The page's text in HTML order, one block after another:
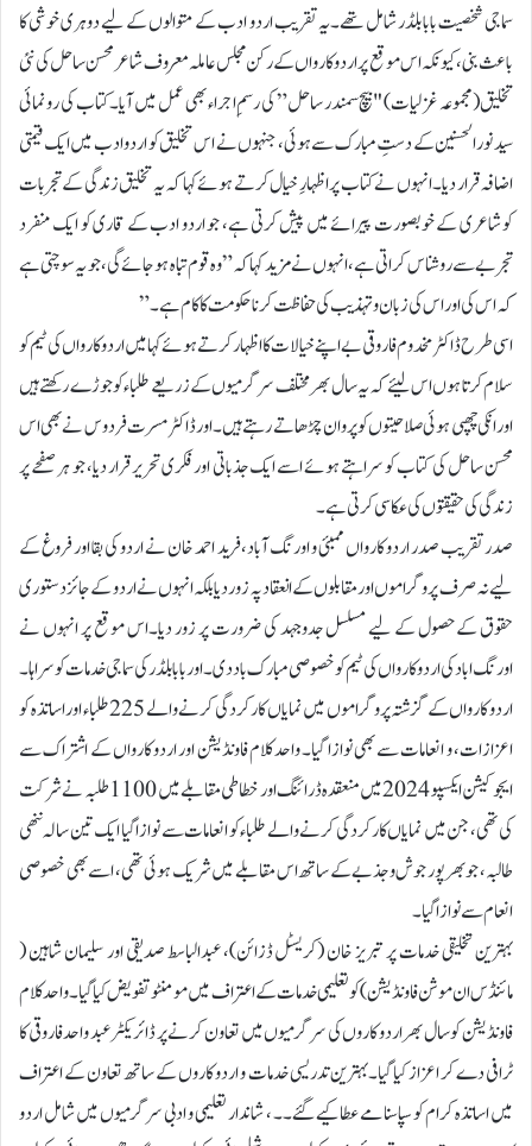
سماجی شخصیت بابا بلڈر شامل تھے۔یہ تقریب اردو ادب کے متوالوں کے لیے دوہری خوشی کا
باعث بنی، کیونکہ اس موقع پر اردو کارواں کے رکن مجلس عاملہ معروف شاعر محسن ساحل کی نئی
تخلیق(مجموعہ غزلیات) "بیچ سمندر ساحل” کی رسمِ اجراء بھی عمل میں آیا۔ کتاب کی رونمائی
سید نورالحسنین کے دستِ مبارک سے ہوئی، جنہوں نے اس تخلیق کو اردو ادب میں ایک قیمتی
اضافہ قرار دیا۔ انہوں نے کتاب پر اظہارِ خیال کرتے ہوئے کہا کہ یہ تخلیق زندگی کے تجربات
کو شاعری کے خوبصورت پیرائے میں پیش کرتی ہے، جو اردو ادب کے قاری کو ایک منفرد
تجربے سے روشناس کراتی ہے،انہوں نے مزید کہا کہ”وہ قوم تباہ ہو جائے گی، جو یہ سوچتی ہے
کہ اس کی اور اس کی زبان و تہذیب کی حفاظت کرنا حکومت کا کام ہے۔”
اسی طرح ڈاکٹر مخدوم فاروقی بے اپنے خیالات کا اظہار کرتے ہوئے کہا میں اردو کارواں کی ٹیم کو
سلام کرتا ہوں اس لیئے کہ یہ سال بھر مختلف سرگرمیوں کے زریعے طلباء کو جوڑے رکھتے ہیں
اور انکی چھپی ہوئی صلاحیتوں کو پروان چڑھا تے رہتے ہیں۔اور ڈاکٹر مسرت فردوس نے بھی اس
محسن ساحل کی کتاب کو سراہتے ہوئے اسے ایک جذباتی اور فکری تحریر قرار دیا، جو ہر صفحے پر
زندگی کی حقیقتوں کی عکاسی کرتی ہے۔
صدر تقریب صدر اردو کارواں ممبئی و اورنگ آباد،فرید احمد خان نے اردو کی بقا اور فروغ کے
لیے نہ صرف پروگراموں اور مقابلوں کے انعقاد پہ زور دیا بلکہ انہوں نے اردو کے جائز دستوری
حقوق کےحصول کے لیے مسلسل جدوجہد کی ضرورت پر زور دیا۔اس موقع پر انہوں نے
اورنگ اباد کی اردو کارواں کی ٹیم کو خصوصی مبارک باد دی۔ اور بابا بلڈر کی سماجی خدمات کو سراہا۔
اردو کارواں کے گزشتہ پروگراموں میں نمایاں کارکردگی کرنے والے 225 طلباء اور اساتذہ کو
اعزازات، و انعامات سے بھی نوازا گیا۔ واحد کلام فاونڈیشن اور اردو کارواں کے اشتراک سے
ایجوکیشن ایکسپو 2024 میں منعقدہ ڈرائنگ اور خطاطی مقابلے میں 1100 طلبہ نے شرکت
کی تھی، جن میں نمایاں کارکردگی کرنے والے طلباء کو انعامات سے نوازا گیا ایک تین سالہ ننھی
طالبہ، جو بھرپور جوش و جذبے کے ساتھ اس مقابلے میں شریک ہوئی تھی، اسے بھی خصوصی
انعام سے نوازا گیا۔
بہترین تخلیقی خدمات پر تبریز خان (کریسٹل ڈزائن)، عبدالباسط صدیقی اور سلیمان شاہین (
مائنڈس ان موشن فاونڈیشن) کو تعلیمی خدمات کے اعتراف میں مومنٹو تفویض کیا گیا ۔ واحد کلام
فاونڈیشن کو سال بھر اردو کاروں کی سرگرمیوں میں تعاون کرنے پر ڈائریکٹر عبد واحد فاروقی کا
ٹرافی دے کر اعزاز کیا گیا۔بہترین تدریسی خدمات و اردو کاروں کے ساتھ تعاون کے اعتراف
میں اساتذہ کرام کو سپاسنامے عطا کیے گئے۔۔ ، شاندار تعلیمی و ادبی سرگرمیوں میں شامل اردو